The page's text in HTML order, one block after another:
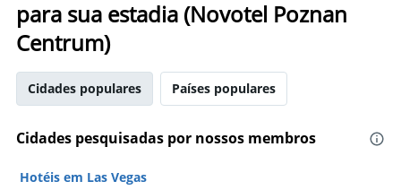
para sua estadia (Novotel Poznan
Centrum)
Cidades populares Países populares
Cidades pesquisadas por nossos membros
Hotéis em Las Vegas